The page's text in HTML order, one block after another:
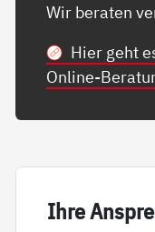
Wir beraten
Hier geht
Online-
Ih­re